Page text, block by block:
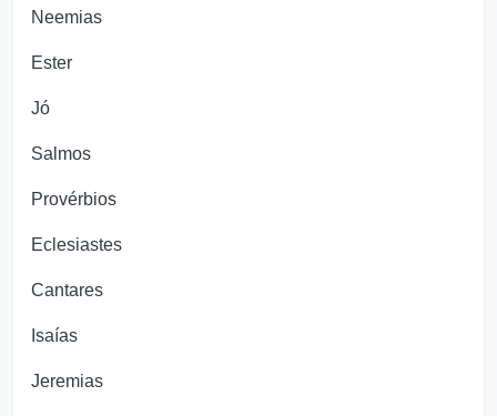
Neemias
Ester
Jó
Salmos
Provérbios
Eclesiastes
Cantares
Isaías
Jeremias